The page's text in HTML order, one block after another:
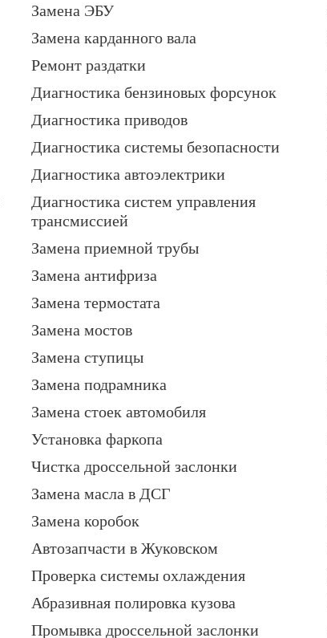
Замена ЭБУ
Замена карданного вала
Ремонт раздатки
Диагностика бензиновых форсунок
Диагностика приводов
Диагностика системы безопасности
Диагностика автоэлектрики
Диагностика систем управления
трансмиссией
Замена приемной трубы
Замена антифриза
Замена термостата
Замена мостов
Замена ступицы
Замена подрамника
Замена стоек автомобиля
Установка фаркопа
Чистка дроссельной заслонки
Замена масла в ДСГ
Замена коробок
Автозапчасти в Жуковском
Проверка системы охлаждения
Абразивная полировка кузова
Промывка дроссельной заслонки